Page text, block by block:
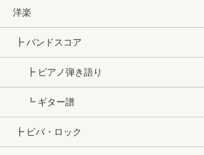
洋楽
┣ バンドスコア
┣ ピアノ弾き語り
┗ ギター譜
┣ ビバ・ロック